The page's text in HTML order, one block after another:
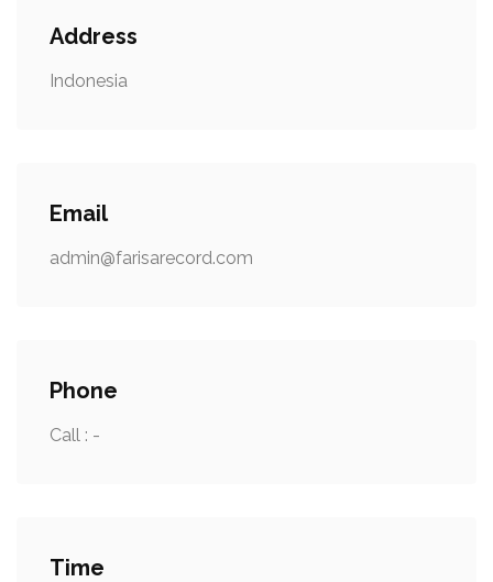
Address
Indonesia
Email
admin@farisarecord.com
Phone
Call : -
Time